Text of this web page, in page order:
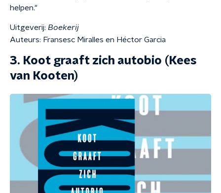
helpen."
Uitgeverij: Boekerij
Auteurs: Fransesc Miralles en Héctor Garcia
3. Koot graaft zich autobio (Kees
van Kooten)